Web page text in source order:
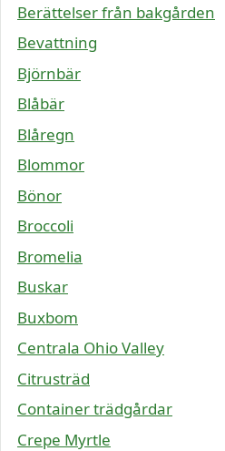
Berättelser från bakgården
Bevattning
Björnbär
Blåbär
Blåregn
Blommor
Bönor
Broccoli
Bromelia
Buskar
Buxbom
Centrala Ohio Valley
Citrusträd
Container trädgårdar
Crepe Myrtle